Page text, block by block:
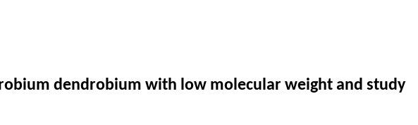
dendrobium with low molecular weight and study